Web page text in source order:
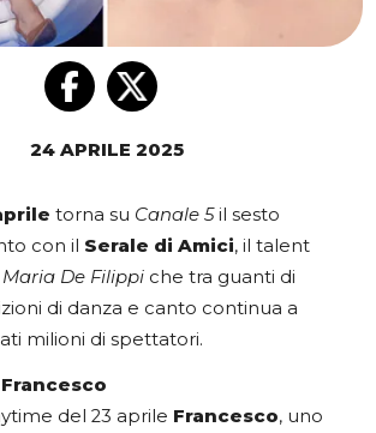
24 APRILE 2025
torna su Canale 5il sesto
con il Serale di Amici, il talent
Maria De Filippi che tra guanti di
di danza e canto continua a
milioni di spettatori.
del 23 aprile Francesco, uno